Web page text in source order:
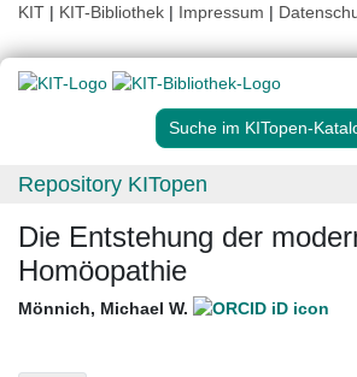
KIT | KIT-Bibliothek | Impressum |
Suche im KITopen-
Repository KITopen
Die Entstehung der
Homöopathie
Mönnich, Michael W.